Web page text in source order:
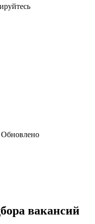
Обновлено
вакансий